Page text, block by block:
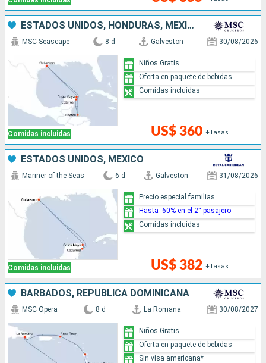
ESTADOS UNIDOS, HONDURAS, MÉXICO
Comidas incluidas
MSC Seascape 8 d Galveston 30/08/2026
US$ 360 +Tasas
Niños Gratis
Oferta en paquete de bebidas
Comidas incluidas
ESTADOS UNIDOS, MÉXICO
Comidas incluidas
Mariner of the Seas 6 d Galveston 31/08/2026
US$ 382 +Tasas
Precio especial familias
Hasta -60% en el 2° pasajero
Comidas incluidas
BARBADOS, REPÚBLICA DOMINICANA
MSC Opera 8 d La Romana 30/08/2027
Niños Gratis
Oferta en paquete de bebidas
Sin visa americana*